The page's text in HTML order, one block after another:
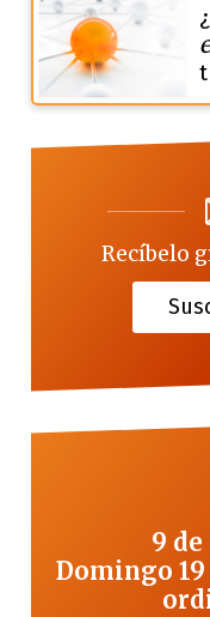
Recíbelo
9
Domingo